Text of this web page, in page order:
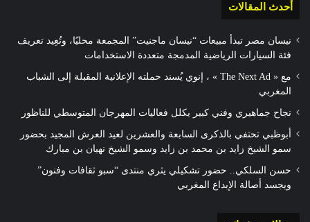
أحدث المقالات
نيسان مصر تبدأ مبيعات “نيسان ماجنيت” المجمعة محليًا، وتُعِيد تعريف
فئة السيارات الرياضية المدمجة متعددة الاستخدامات
مع « The Next Ad » ، إنوي يُسند حملته الإعلانية المقبلة إلى الشباب
المغربي
نجاح جماهيري وفني كبير يكلل فعاليات المهرجان المتوسطي للناظور
أبوظبي تحتفي بالذكرى السابعة والعشرين لعيد العرش المجيد بحضور
سمو الشيخ زايد بن محمد بن زايد وسمو الشيخ نهيان بن مبارك
حسن السلكي.. حضور تشكيلي يثري منتدى “سبو ثقافات وفنون”
ويجسد أصالة الإبداع المغربي